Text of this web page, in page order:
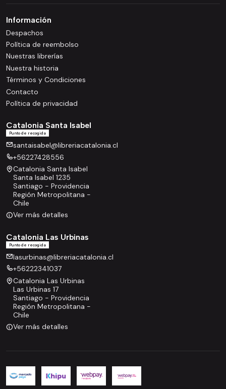
Información
Despachos
Política de reembolso
Nuestras librerías
Nuestra historia
Términos y Condiciones
Contacto
Política de privacidad
Catalonia Santa Isabel
Punto de recogida
santaisabel@libreriacatalonia.cl
+56227428556
Catalonia Santa Isabel
Santa Isabel 1235
Santiago - Providencia
Región Metropolitana -
Chile
Ver más detalles
Catalonia Las Urbinas
Punto de recogida
lasurbinas@libreriacatalonia.cl
+56222341037
Catalonia Las Urbinas
Las Urbinas 17
Santiago - Providencia
Región Metropolitana -
Chile
Ver más detalles